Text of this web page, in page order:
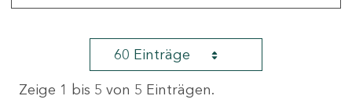
60 Einträge
Zeige 1 bis 5 von 5 Einträgen.